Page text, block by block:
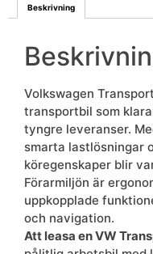
Beskrivning
Volkswagen
transportbil som
tyngre leveranser.
smarta lastlösningar
köregenskaper blir
Förarmiljön är
uppkopplade
och navigation.
Att leasa en VW